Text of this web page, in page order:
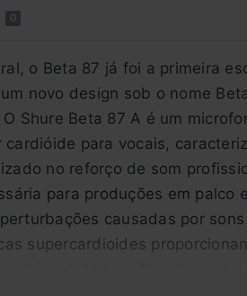
0
o Beta 87 já foi a primeira
novo design sob o nome
Shure Beta 87 A é um
para vocais,
no reforço de som
para produções em palco
causadas por
supercardioides
mínimo de som fora do eixo.